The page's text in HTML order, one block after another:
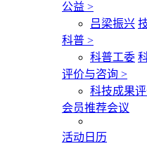
公益 >
吕梁振兴
科普 >
科普工委
评价与咨询 >
科技成果
会员推荐会议
活动日历